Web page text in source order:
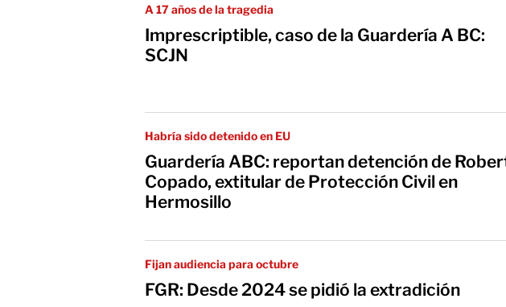
A 17 años de la tragedia
Imprescriptible, caso de la Guardería A BC:
SCJN
Habría sido detenido en EU
Guardería ABC: reportan detención de
Copado, extitular de Protección Civil en
Hermosillo
Fijan audiencia para octubre
FGR: Desde 2024 se pidió la extradición